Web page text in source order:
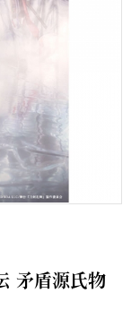
矛盾源氏物